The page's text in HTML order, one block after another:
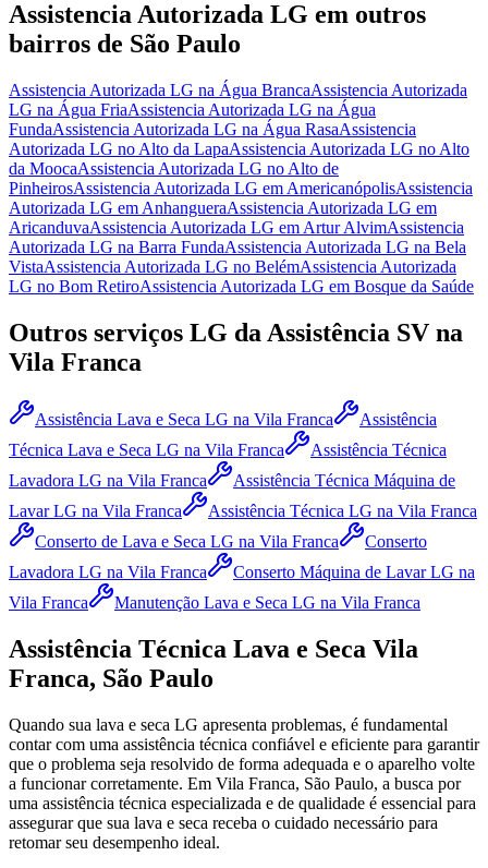
Assistencia Autorizada LG em outros
bairros de São Paulo
Assistencia Autorizada LG na Água BrancaAssistencia Autorizada
LG na Água FriaAssistencia Autorizada LG na Água
FundaAssistencia Autorizada LG na Água RasaAssistencia
Autorizada LG no Alto da LapaAssistencia Autorizada LG no Alto
da MoocaAssistencia Autorizada LG no Alto de
PinheirosAssistencia Autorizada LG em AmericanópolisAssistencia
Autorizada LG em AnhangueraAssistencia Autorizada LG em
AricanduvaAssistencia Autorizada LG em Artur AlvimAssistencia
Autorizada LG na Barra FundaAssistencia Autorizada LG na Bela
VistaAssistencia Autorizada LG no BelémAssistencia Autorizada
LG no Bom RetiroAssistencia Autorizada LG em Bosque da Saúde
Outros serviços LG da Assistência SV na
Vila Franca
Assistência Lava e Seca LG na Vila Franca
Assistência
Técnica Lava e Seca LG na Vila Franca
Assistência Técnica
Lavadora LG na Vila Franca
Assistência Técnica Máquina de
Lavar LG na Vila Franca Assistência Técnica LG na Vila Franca
Conserto de Lava e Seca LG na Vila Franca
Conserto
Lavadora LG na Vila Franca Conserto Máquina de Lavar LG na
Vila Franca
Manutenção Lava e Seca LG na Vila Franca
Assistência Técnica Lava e Seca Vila
Franca, São Paulo
Quando sua lava e seca LG apresenta problemas, é fundamental
contar com uma assistência técnica confiável e eficiente para garantir
que o problema seja resolvido de forma adequada e o aparelho volte
a funcionar corretamente. Em Vila Franca, São Paulo, a busca por
uma assistência técnica especializada e de qualidade é essencial para
assegurar que sua lava e seca receba o cuidado necessário para
retomar seu desempenho ideal.